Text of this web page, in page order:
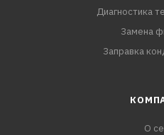
Диагностика
Замена
Заправка
О